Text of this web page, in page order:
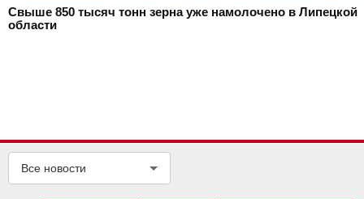
Свыше 850 тысяч тонн зерна уже намолочено в Липецкой
области
Все новости